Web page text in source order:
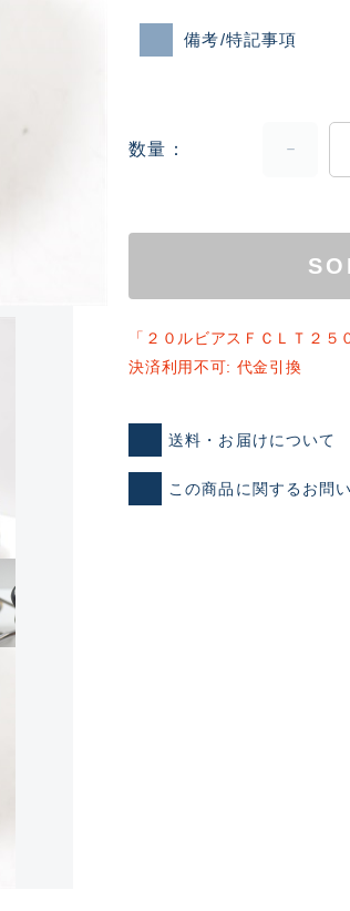
ランクとは？
新古品（メーカー問屋から
品）
備考/特記事項
数量
「２０ルビアスＦＣＬＴ２５
決済利用不可: 代金引換
送料・お届けについて
この商品に関するお問